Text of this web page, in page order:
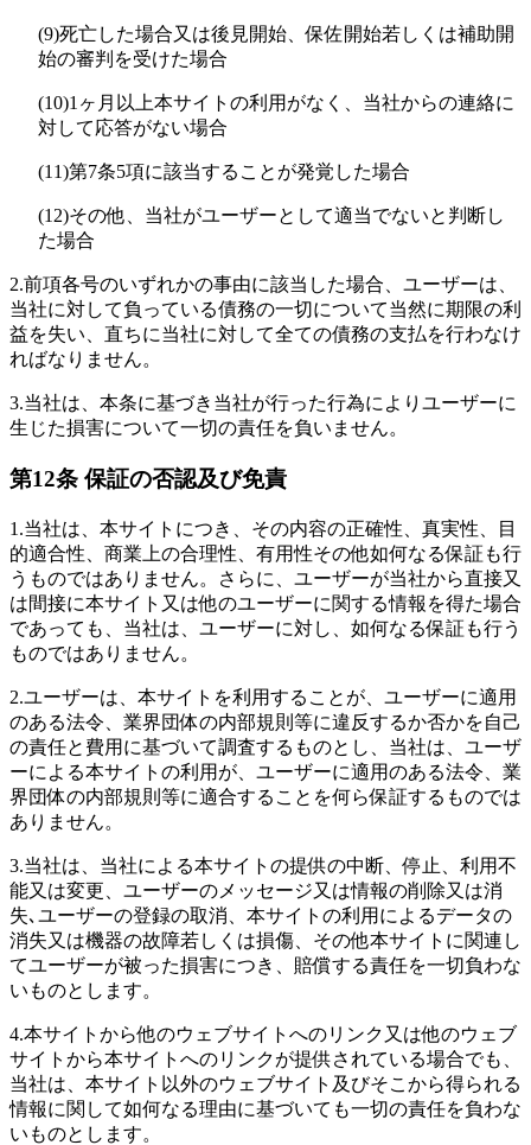
(9)死亡した場合又は後見開始、保佐開始若しくは補助開
始の審判を受けた場合
(10)1ヶ月以上本サイトの利用がなく、当社からの連絡に
対して応答がない場合
(11)第7条5項に該当することが発覚した場合
(12)その他、当社がユーザーとして適当でないと判断し
た場合
2.前項各号のいずれかの事由に該当した場合、ユーザーは、
当社に対して負っている債務の一切について当然に期限の利
益を失い、直ちに当社に対して全ての債務の支払を行わなけ
ればなりません。
3.当社は、本条に基づき当社が行った行為によりユーザーに
生じた損害について一切の責任を負いません。
第12条 保証の否認及び免責
1.当社は、本サイトにつき、その内容の正確性、真実性、目
的適合性、商業上の合理性、有用性その他如何なる保証も行
うものではありません。さらに、ユーザーが当社から直接又
は間接に本サイト又は他のユーザーに関する情報を得た場合
であっても、当社は、ユーザーに対し、如何なる保証も行う
ものではありません。
2.ユーザーは、本サイトを利用することが、ユーザーに適用
のある法令、業界団体の内部規則等に違反するか否かを自己
の責任と費用に基づいて調査するものとし、当社は、ユーザ
ーによる本サイトの利用が、ユーザーに適用のある法令、業
界団体の内部規則等に適合することを何ら保証するものでは
ありません。
3.当社は、当社による本サイトの提供の中断、停止、利用不
能又は変更、ユーザーのメッセージ又は情報の削除又は消
失､ユーザーの登録の取消、本サイトの利用によるデータの
消失又は機器の故障若しくは損傷、その他本サイトに関連し
てユーザーが被った損害につき、賠償する責任を一切負わな
いものとします。
4.本サイトから他のウェブサイトへのリンク又は他のウェブ
サイトから本サイトへのリンクが提供されている場合でも、
当社は、本サイト以外のウェブサイト及びそこから得られる
情報に関して如何なる理由に基づいても一切の責任を負わな
いものとします。